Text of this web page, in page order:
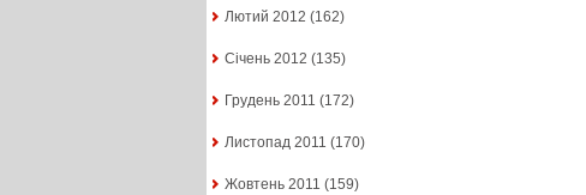
Лютий 2012 (162)
Січень 2012 (135)
Грудень 2011 (172)
Листопад 2011 (170)
Жовтень 2011 (159)